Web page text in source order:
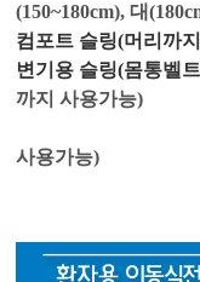
(150~180cm), 대
컴포트 슬링(머리까
변기용 슬링(몸통벨
까지 사용가능)
대-
사용가능)